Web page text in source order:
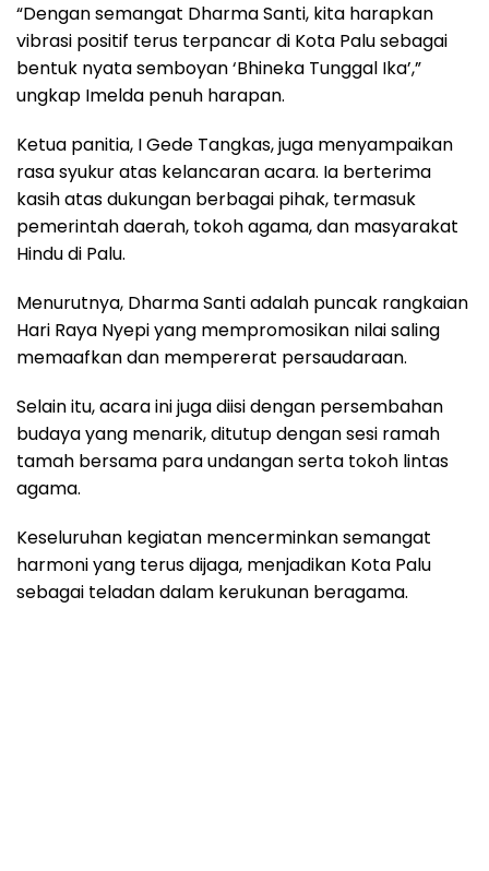
“Dengan semangat Dharma Santi, kita harapkan
vibrasi positif terus terpancar di Kota Palu sebagai
bentuk nyata semboyan ‘Bhineka Tunggal Ika’,”
ungkap Imelda penuh harapan.
Ketua panitia, I Gede Tangkas, juga menyampaikan
rasa syukur atas kelancaran acara. Ia berterima
kasih atas dukungan berbagai pihak, termasuk
pemerintah daerah, tokoh agama, dan masyarakat
Hindu di Palu.
Menurutnya, Dharma Santi adalah puncak rangkaian
Hari Raya Nyepi yang mempromosikan nilai saling
memaafkan dan mempererat persaudaraan.
Selain itu, acara ini juga diisi dengan persembahan
budaya yang menarik, ditutup dengan sesi ramah
tamah bersama para undangan serta tokoh lintas
agama.
Keseluruhan kegiatan mencerminkan semangat
harmoni yang terus dijaga, menjadikan Kota Palu
sebagai teladan dalam kerukunan beragama.